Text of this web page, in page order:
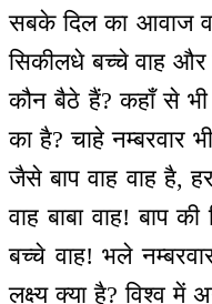
सबके दिल का आवाज
सिकीलधे बच्चे वाह और
कौन बैठे हैं? कहाँ से
का है? चाहे नम्बरवार
जैसे बाप वाह वाह है,
वाह बाबा वाह! बाप
बच्चे वाह! भले
लक्ष्य क्या है? विश्व में